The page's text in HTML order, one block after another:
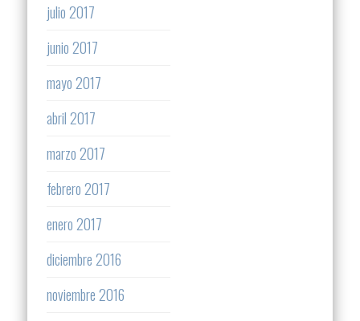
julio 2017
junio 2017
mayo 2017
abril 2017
marzo 2017
febrero 2017
enero 2017
diciembre 2016
noviembre 2016